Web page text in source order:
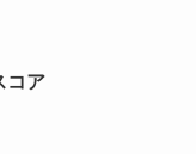
コア